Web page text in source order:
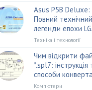
Asus P5B Deluxe:
Повний
легенди епохи
Техніка і технології
Чим відкрити
*.spl7: інструкція
способи
Компютери